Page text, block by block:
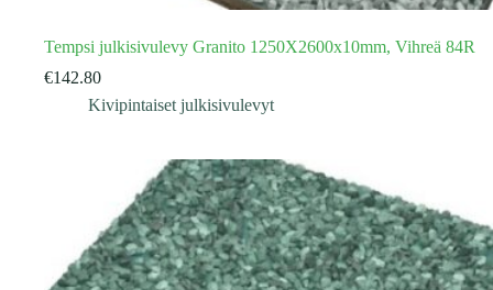
Tempsi julkisivulevy Granito 1250X2600x10mm, Vihreä 84R
€142.80
Kivipintaiset julkisivulevyt